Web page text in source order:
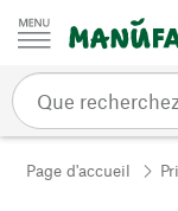
Passer au contenu
Page d'accueil